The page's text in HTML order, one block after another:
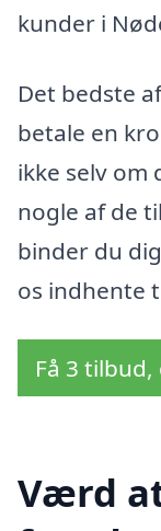
kunder i
Det bedste
betale en
ikke selv
nogle af de
binder du
os indhente
Få 3
Værd